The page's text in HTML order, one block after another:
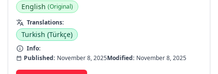
English (Original)
Translations:
Turkish (Türkçe)
Info:
Published: November 8, 2025Modified: November 8, 2025